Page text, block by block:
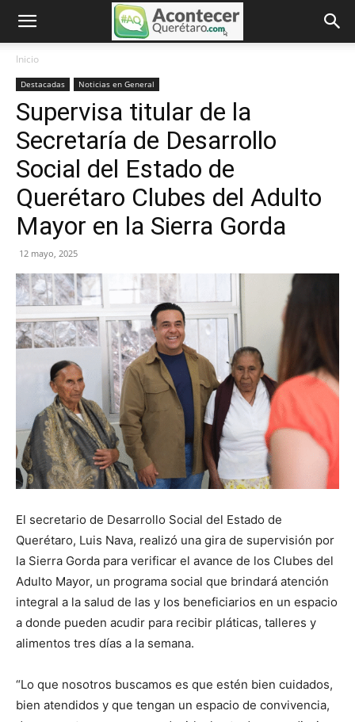
Inicio
Destacadas Noticias en General
Supervisa titular de la
Secretaría de Desarrollo
Social del Estado de
Querétaro Clubes del Adulto
Mayor en la Sierra Gorda
12 mayo, 2025
El secretario de Desarrollo Social del Estado de
Querétaro, Luis Nava, realizó una gira de supervisión por
la Sierra Gorda para verificar el avance de los Clubes del
Adulto Mayor, un programa social que brindará atención
integral a la salud de las y los beneficiarios en un espacio
a donde pueden acudir para recibir pláticas, talleres y
alimentos tres días a la semana.
“Lo que nosotros buscamos es que estén bien cuidados,
bien atendidos y que tengan un espacio de convivencia,